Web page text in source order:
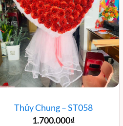
Thủy Chung – ST058
1.700.000₫